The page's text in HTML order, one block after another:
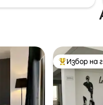
Най-Избор на